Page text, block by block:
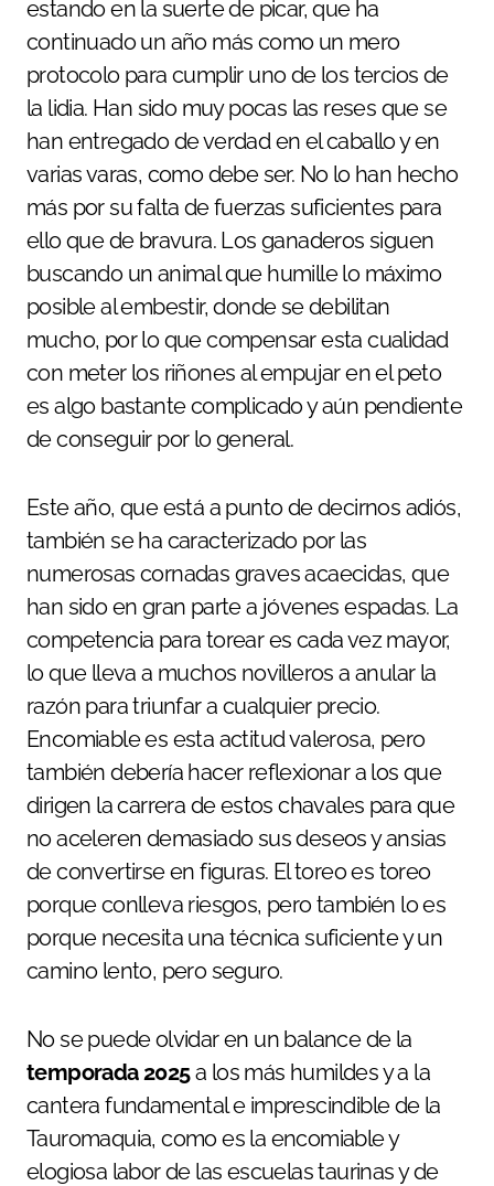
estando en la suerte de picar, que ha
continuado un año más como un mero
protocolo para cumplir uno de los tercios de
la lidia. Han sido muy pocas las reses que se
han entregado de verdad en el caballo y en
varias varas, como debe ser. No lo han hecho
más por su falta de fuerzas suficientes para
ello que de bravura. Los ganaderos siguen
buscando un animal que humille lo máximo
posible al embestir, donde se debilitan
mucho, por lo que compensar esta cualidad
con meter los riñones al empujar en el peto
es algo bastante complicado y aún pendiente
de conseguir por lo general.
Este año, que está a punto de decirnos adiós,
también se ha caracterizado por las
numerosas cornadas graves acaecidas, que
han sido en gran parte a jóvenes espadas. La
competencia para torear es cada vez mayor,
lo que lleva a muchos novilleros a anular la
razón para triunfar a cualquier precio.
Encomiable es esta actitud valerosa, pero
también debería hacer reflexionar a los que
dirigen la carrera de estos chavales para que
no aceleren demasiado sus deseos y ansias
de convertirse en figuras. El toreo es toreo
porque conlleva riesgos, pero también lo es
porque necesita una técnica suficiente y un
camino lento, pero seguro.
No se puede olvidar en un balance de la
temporada 2025a los más humildes y a la
cantera fundamental e imprescindible de la
Tauromaquia, como es la encomiable y
elogiosa labor de las escuelas taurinas y de